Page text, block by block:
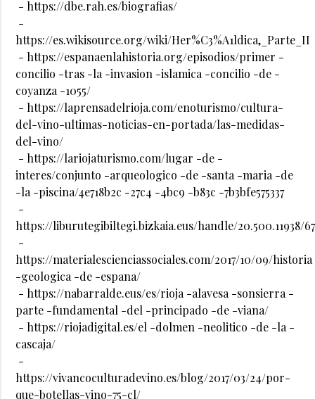
- https://dbe.rah.es/biografias/
-
https://es.wikisource.org/wiki/Her%C3%A1ldica,_Parte_II
- https://espanaenlahistoria.org/episodios/primer -
concilio -tras -la -invasion -islamica -concilio -de -
coyanza -1055/
- https://laprensadelrioja.com/enoturismo/cultura-
del-vino-ultimas-noticias-en-portada/las-medidas-
del-vino/
- https://lariojaturismo.com/lugar -de -
interes/conjunto -arqueologico -de -santa -maria -de
-la -piscina/4e718b2c -27c4 -4bc9 -b83c -7b3bfe575337
-
https://liburutegibiltegi.bizkaia.eus/handle/20.500.11938/
-
https://materialescienciassociales.com/2017/10/09/historia
-geologica -de -espana/
- https://nabarralde.eus/es/rioja -alavesa -sonsierra -
parte -fundamental -del -principado -de -viana/
- https://riojadigital.es/el -dolmen -neolitico -de -la -
cascaja/
-
https://vivancoculturadevino.es/blog/2017/03/24/por-
que-botellas-vino-75-cl/